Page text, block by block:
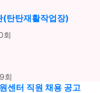
(탄탄재활작업장)
회
회
센터 직원 채용 공고